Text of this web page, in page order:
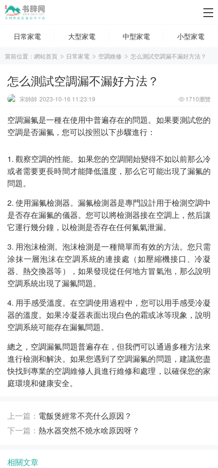
日常家電 大型家電 中型家電 小型家電
當前位置： 網站首頁 日常家電 空調維修 怎么測試空調漏不漏好方法？
怎么測試空調漏不漏好方法？
宋帥帥 2023-10-16 11:23:19 1710瀏覽
空調漏氟是一種在使用中普遍存在的問題。如果要測試您的
空調是否漏氟，您可以按照以下步驟進行：
1. 觀察空調的性能。如果您的空調開始變得不如以前那么冷
或者需要更長時間才能降低溫度，那么它可能出現了漏氟的
問題。
2. 使用漏氟檢測器。漏氟檢測器是專門設計用于檢測空調中
是否存在漏氟的儀器。您可以將檢測器接在空調上，然后讓
它運行幾分鐘，以檢測是否存在任何氟氣泄漏。
3. 用泡沫檢測。泡沫檢測是一種簡單而有效的方法。您只需
涂抹一層泡沫在空調系統的連接處（如壓縮機接口、冷凝
器、熱交換器等），如果發現從任何地方冒氣泡，那么說明
空調系統出現了漏氟問題。
4. 用手感受溫度。在空調使用過程中，您可以用手感受冷凝
器的溫度。如果冷凝器表面出現白色的霜或冰等現象，說明
空調系統可能存在漏氟問題。
總之，空調漏氟問題普遍存在，但我們可以通過多種方法來
進行檢測和解決。如果您遇到了空調漏氟的問題，建議您盡
快找到專業的空調維修人員進行維修和處理，以確保您的家
庭環境和健康安全。
上一篇： 電飯煲經常不亮什么原因？
下一篇： 熱水器突然不燒水啥原因呀？
相關文章